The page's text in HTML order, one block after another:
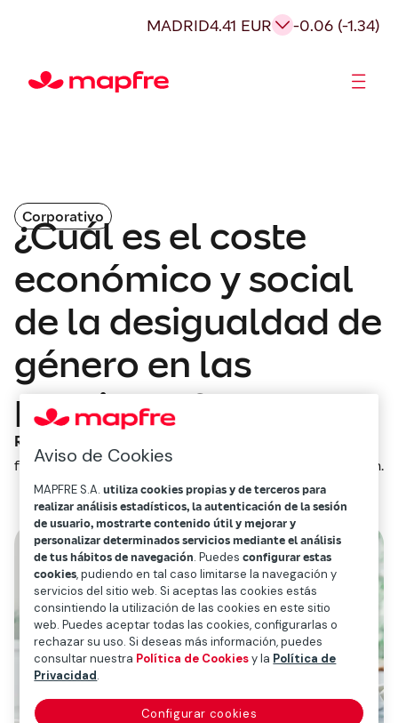
MADRID4.41 EUR -0.06 (-1.34)
Corporativo
¿Cuál es el coste
económico y social
de la desigualdad de
género en las
pensiones?
Redacción Mapfre
febrero 17, 2021
min.
Aviso de Cookies
MAPFRE S.A.utiliza cookies propias y de terceros para
realizar análisis estadísticos, la autenticación de la sesión
de usuario, mostrarte contenido útil y mejorar y
personalizar determinados servicios mediante el análisis
de tus hábitos de navegación. Puedesconfigurar estas
cookies, pudiendo en tal caso limitarse la navegación y
servicios del sitio web. Si aceptas las cookies estás
consintiendo la utilización de las cookies en este sitio
web. Puedes aceptar todas las cookies, configurarlas o
rechazar su uso. Si deseas más información, puedes
consultar nuestra Política de Cookiesy la Política de
Privacidad.
Configurar cookies